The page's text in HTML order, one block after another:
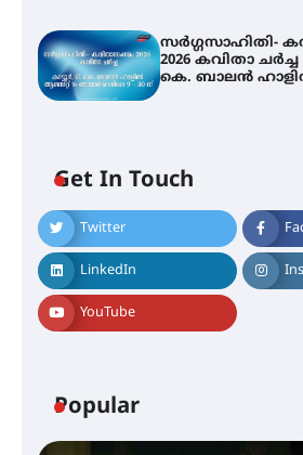
സർഗ്ഗസാഹിതി-
2026 കവിതാ ചർച്ച
കെ. ബാലൻ
Get In Touch
Twitter
LinkedIn
YouTube
Popular